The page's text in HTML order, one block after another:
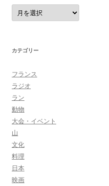
ア
ー
カ
カテゴリー
フランス
ラジオ
ラン
動物
大会・イベント
山
文化
料理
日本
映画